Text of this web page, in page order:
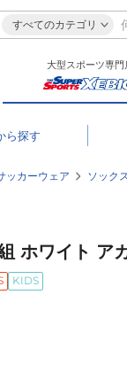
すべてのカテゴリ
大型スポーツ専門
ッカーウェア ソック
ホワイト
KIDS